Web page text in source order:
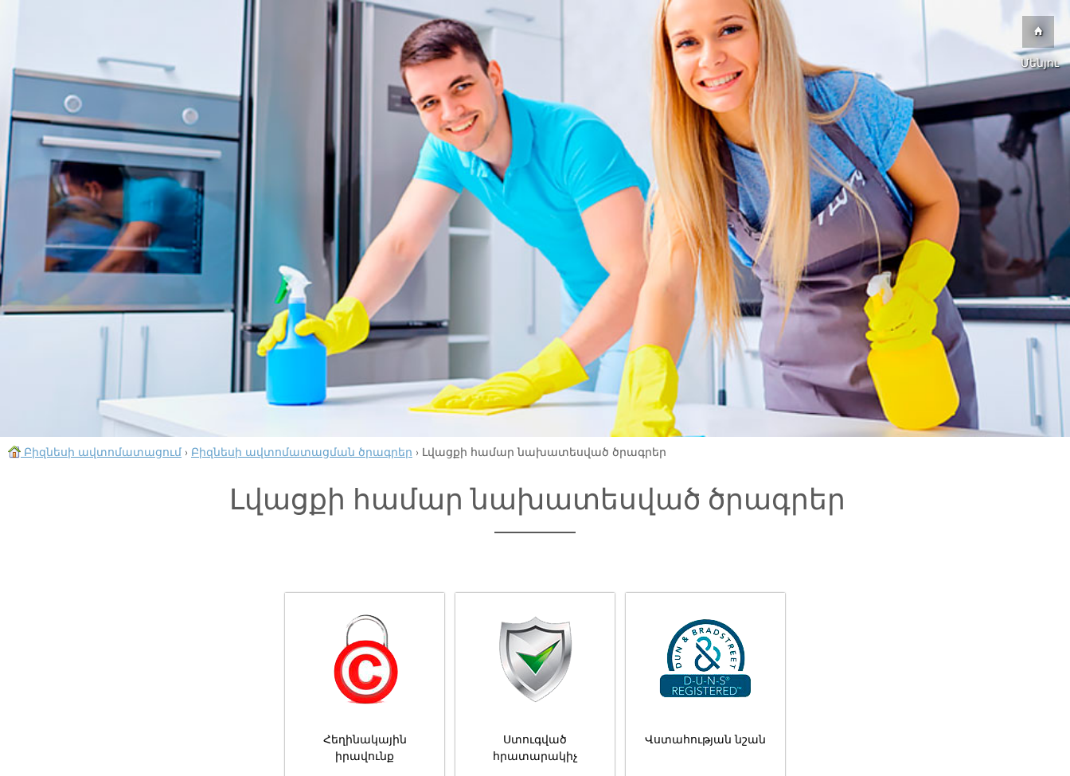
Մենյու
Բիզնեսի ավտոմատացում › Բիզնեսի ավտոմատացման ծրագրեր › Լվացքի համար նախատեսված ծրագրեր
Լվացքի համար նախատեսված ծրագրեր
Հեղինակային
իրավունք
Ստուգված
հրատարակիչ
Վստահության նշան